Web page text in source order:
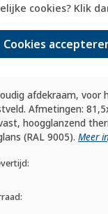
cookies? Klik
Cookies
afdekraam, voor
Afmetingen:
hoogglanzend
(RAL 9005).Meer